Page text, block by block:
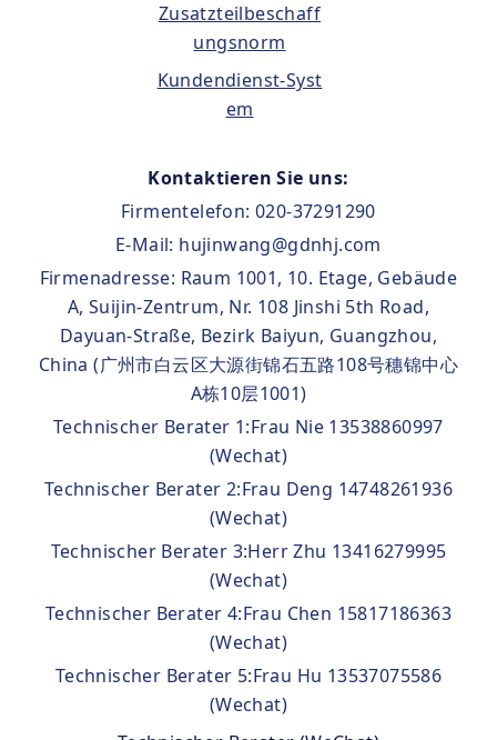
Zusatzteilbeschaff
ungsnorm
Kundendienst-Syst
em
Kontaktieren Sie uns:
Firmentelefon: 020-37291290
E-Mail: hujinwang@gdnhj.com
Firmenadresse: Raum 1001, 10. Etage, Gebäude
A, Suijin-Zentrum, Nr. 108 Jinshi 5th Road,
Dayuan-Straße, Bezirk Baiyun, Guangzhou,
China (广州市白云区大源街锦石五路108号穗锦中心
A栋10层1001)
Technischer Berater 1:Frau Nie 13538860997
(Wechat)
Technischer Berater 2:Frau Deng 14748261936
(Wechat)
Technischer Berater 3:Herr Zhu 13416279995
(Wechat)
Technischer Berater 4:Frau Chen 15817186363
(Wechat)
Technischer Berater 5:Frau Hu 13537075586
(Wechat)